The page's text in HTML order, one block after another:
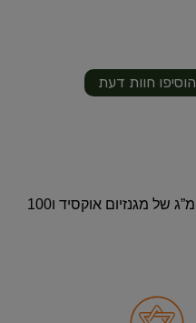
הוסיפו חוות דעת
מגנזיום אפ של אלטמן מכיל 450 מ”ג של מגנזיום אוקסיד ו100